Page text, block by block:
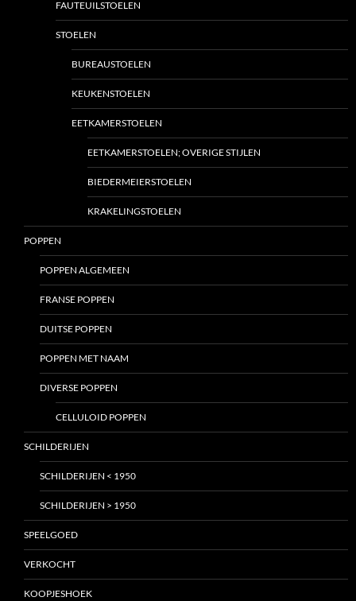
FAUTEUILSTOELEN
STOELEN
BUREAUSTOELEN
KEUKENSTOELEN
EETKAMERSTOELEN
EETKAMERSTOELEN; OVERIGE STIJLEN
BIEDERMEIERSTOELEN
KRAKELINGSTOELEN
POPPEN
POPPEN ALGEMEEN
FRANSE POPPEN
DUITSE POPPEN
POPPEN MET NAAM
DIVERSE POPPEN
CELLULOID POPPEN
SCHILDERIJEN
SCHILDERIJEN < 1950
SCHILDERIJEN > 1950
SPEELGOED
VERKOCHT
KOOPJESHOEK